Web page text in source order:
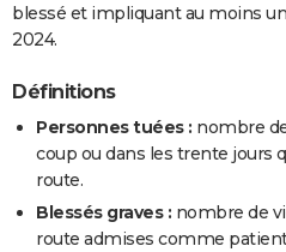
blessé et impliquant au moins
2024.
Définitions
Personnes tuées : nombre
coup ou dans les trente jours
route.
Blessés graves : nombre de
route admises comme